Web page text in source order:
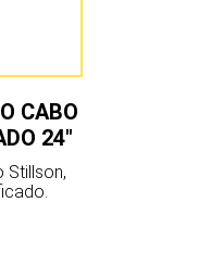
CABO
24″
Stillson,